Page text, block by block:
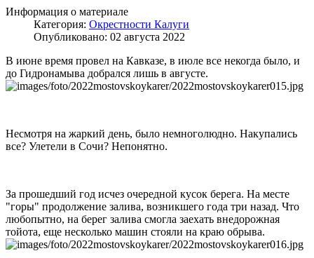
Информация о материале
Категория: Окрестности Калуги
Опубликовано: 02 августа 2022
В июне время провел на Кавказе, в июле все некогда было, и
до Гидронамыва добрался лишь в августе.
Несмотря на жаркий день, было немноголюдно. Накупались
все? Улетели в Сочи? Непонятно.
За прошедший год исчез очередной кусок берега. На месте
"горы" продолжение залива, возникшего года три назад. Что
любопытно, на берег залива смогла заехать внедорожная
тойота, еще несколько машин стояли на краю обрыва.